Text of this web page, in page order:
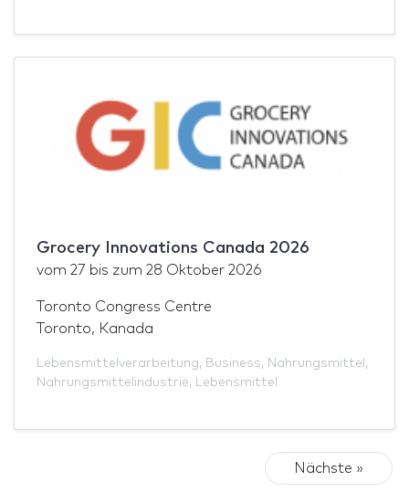
Grocery Innovations Canada 2026
vom 27 bis zum 28 Oktober 2026
Toronto Congress Centre
Toronto, Kanada
Lebensmittelverarbeitung, Business, Nahrungsmittel ,
Nahrungsmittelindustrie, Lebensmittel
Nächste »